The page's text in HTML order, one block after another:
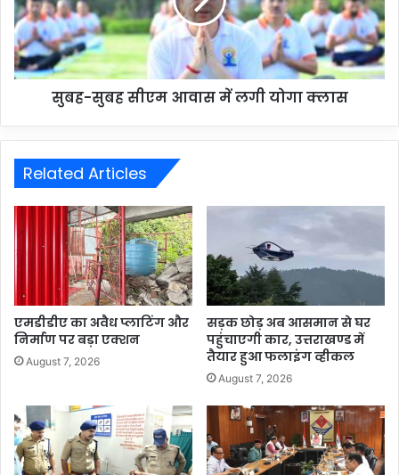
सुबह-सुबह सीएम आवास में लगी योगा क्लास
Related Articles
एमडीडीए का अवैध प्लाटिंग और
निर्माण पर बड़ा एक्शन
August 7, 2026
सड़क छोड़ अब आसमान से घर
पहुंचाएगी कार, उत्तराखण्ड में
तैयार हुआ फलाइंग व्हीकल
August 7, 2026